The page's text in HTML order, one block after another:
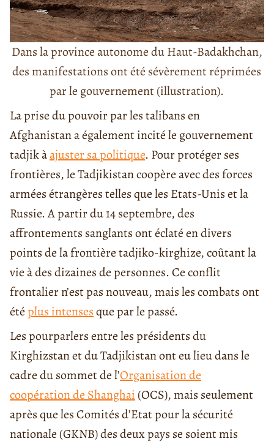
Dans la province autonome du Haut-Badakhchan,
des manifestations ont été sévèrement réprimées
par le gouvernement (illustration).
La prise du pouvoir par les talibans en
Afghanistan a également incité le gouvernement
tadjik àajuster sa politique. Pour protéger ses
frontières, le Tadjikistan coopère avec des forces
armées étrangères telles que les Etats-Unis et la
Russie. A partir du 14 septembre, des
affrontements sanglants ont éclaté en divers
points de la frontière tadjiko-kirghize, coûtant la
vie à des dizaines de personnes. Ce conflit
frontalier n’est pas nouveau, mais les combats ont
étéplus intensesque par le passé.
Les pourparlers entre les présidents du
Kirghizstan et du Tadjikistan ont eu lieu dans le
cadre du sommet de l’Organisation de
coopération de Shanghai (OCS), mais seulement
après que les Comités d’Etat pour la sécurité
nationale (GKNB) des deux pays se soient mis